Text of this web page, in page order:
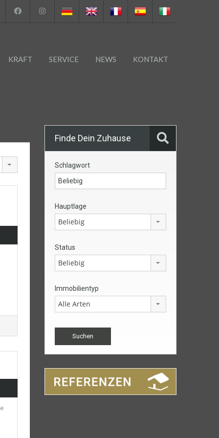
KRAFT SERVICE NEWS KONTAKT
Finde Dein Zuhause
Schlagwort
Hauptlage
Beliebig
Status
Beliebig
Immobilientyp
Alle Arten